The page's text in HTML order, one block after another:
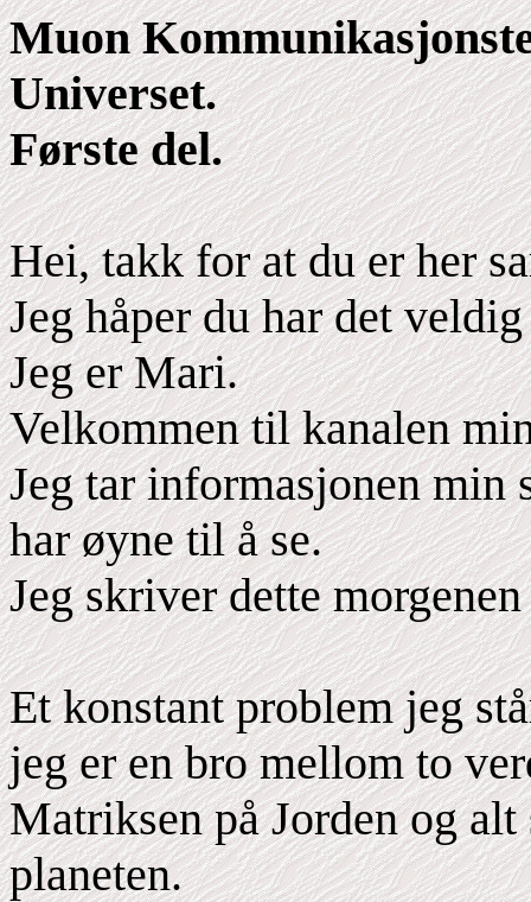
Muon
Universet.
Første del.
Hei, takk for at du er her
Jeg håper du har det
Jeg er Mari.
Velkommen til kanalen
Jeg tar informasjonen
har øyne til å se.
Jeg skriver dette
Et konstant problem jeg
jeg er en bro mellom to
Matriksen på Jorden og
planeten.